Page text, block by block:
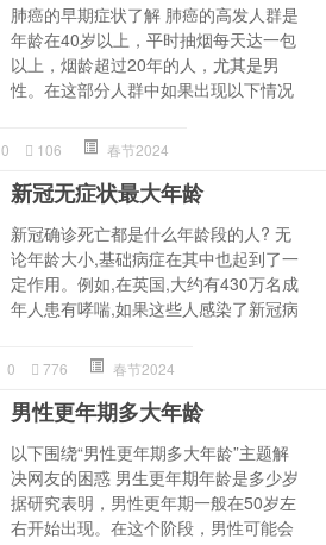
肺癌的早期症状了解 肺癌的高发人群是
年龄在40岁以上，平时抽烟每天达一包
以上，烟龄超过20年的人，尤其是男
性。在这部分人群中如果出现以下情况
0 106 春节2024
新冠无症状最大年龄
新冠确诊死亡都是什么年龄段的人? 无
论年龄大小,基础病症在其中也起到了一
定作用。例如,在英国,大约有430万名成
年人患有哮喘,如果这些人感染了新冠病
0 776 春节2024
男性更年期多大年龄
以下围绕“男性更年期多大年龄”主题解
决网友的困惑 男生更年期年龄是多少岁
据研究表明，男性更年期一般在50岁左
右开始出现。在这个阶段，男性可能会